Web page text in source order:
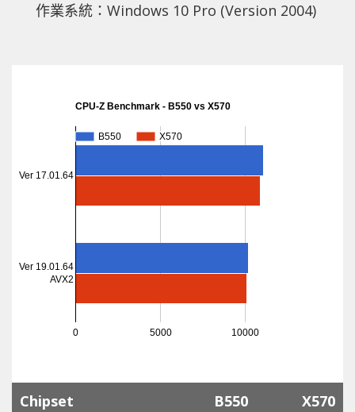
作業系統：Windows 10 Pro (Version 2004)
CPU-Z Benchmark - B550 vs X570
0 5000 10000
Ver 17.01.64
Ver 19.01.64
AVX2
B550
B550 X570
X570
Chipset B550
X570